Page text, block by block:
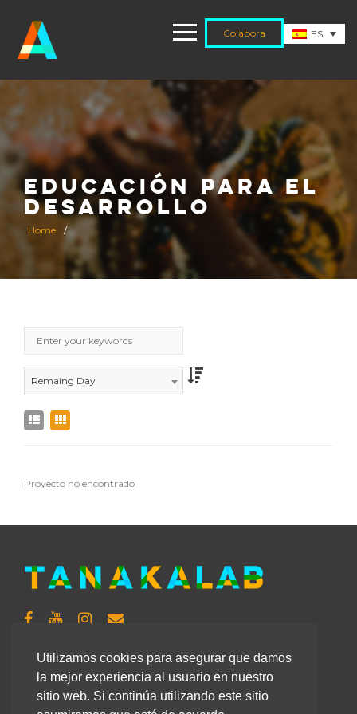
Colabora ES
EDUCACIÓN PARA EL
DESARROLLO
Home /
Remaing Day
Proyecto no encontrado
TanakaLab es un laboratorio de proyectos de
Innovación Social centrados en la formación y
educación para el desarrollo y la ciudadanía global.
Utilizamos cookies para asegurar que damos
la mejor experiencia al usuario en nuestro
sitio web. Si continúa utilizando este sitio